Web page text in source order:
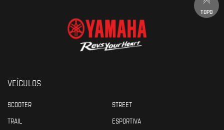
TOPO
VEÍCULOS
SCOOTER
STREET
TRAIL
ESPORTIVA